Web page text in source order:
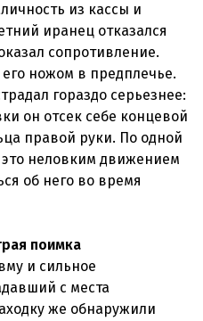
из кассы и
иранец отказался
сопротивление.
ножом в предплечье.
гораздо серьезнее:
он отсек себе концевой
правой руки. По одной
это неловким движением
об него во время
поимка
и сильное
с места
же обнаружили